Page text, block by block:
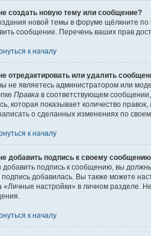
создать новую тему или сообщение?
новой темы в форуме щёлкните по
сообщение. Перечень ваших прав
к началу
отредактировать или удалить
не являетесь администратором или
Правка в соответствующем
которая показывает количество
о сделанных изменениях по
к началу
добавить подпись к своему
добавить подпись к сообщению, вы
добавилась. Вы также можете
«Личные настройки» в личном разделе.
к началу